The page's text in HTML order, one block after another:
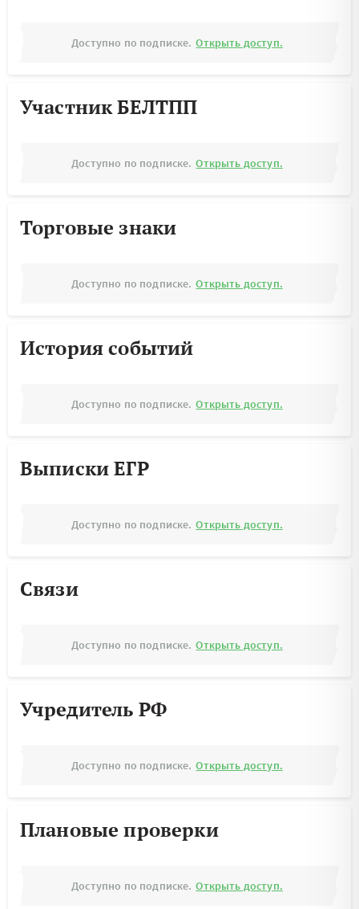
Доступно по подписке. Открыть доступ.
Участник БЕЛТПП
Доступно по подписке. Открыть доступ.
Торговые знаки
Доступно по подписке. Открыть доступ.
История событий
Доступно по подписке. Открыть доступ.
Выписки ЕГР
Доступно по подписке. Открыть доступ.
Связи
Доступно по подписке. Открыть доступ.
Учредитель РФ
Доступно по подписке. Открыть доступ.
Плановые проверки
Доступно по подписке. Открыть доступ.